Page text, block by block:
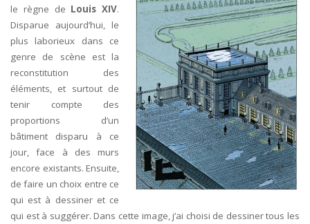
le règne de Louis XIV.
Disparue aujourd’hui, le
plus laborieux dans ce
genre de scène est la
reconstitution des
éléments, et surtout de
tenir compte des
proportions d’un
bâtiment disparu à ce
jour, face à des murs
encore existants. Ensuite,
de faire un choix entre ce
qui est à dessiner et ce
qui est à suggérer. Dans cette image, j’ai choisi de dessiner tous les